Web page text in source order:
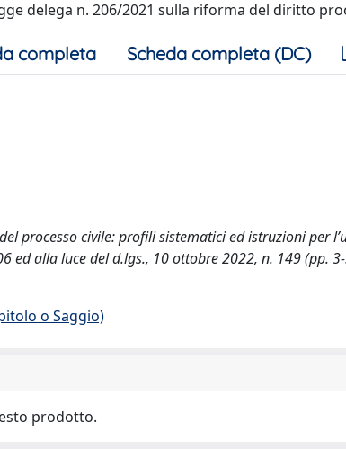
delega n. 206/2021 sulla riforma del diritto
completa Scheda completa (DC)
processo civile: profili sistematici ed istruzioni per
ed alla luce del d.lgs., 10 ottobre 2022, n. 149 (pp.
o Saggio)
prodotto.